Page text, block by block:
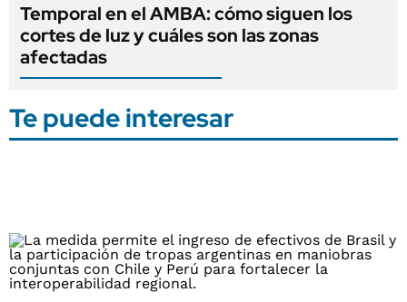
Temporal en el AMBA: cómo siguen los
cortes de luz y cuáles son las zonas
afectadas
Te puede interesar